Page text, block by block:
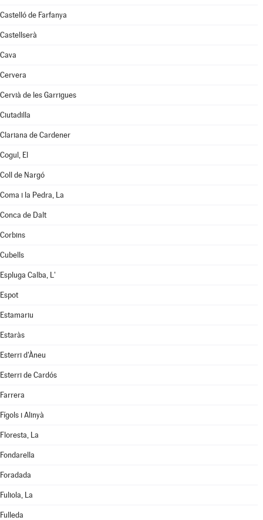
Castelló de Farfanya
Castellserà
Cava
Cervera
Cervià de les Garrigues
Ciutadilla
Clariana de Cardener
Cogul, El
Coll de Nargó
Coma i la Pedra, La
Conca de Dalt
Corbins
Cubells
Espluga Calba, L'
Espot
Estamariu
Estaràs
Esterri d'Àneu
Esterri de Cardós
Farrera
Fígols i Alinyà
Floresta, La
Fondarella
Foradada
Fuliola, La
Fulleda